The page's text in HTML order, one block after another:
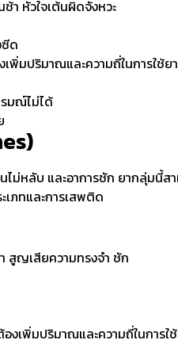
า หัวใจเต้นผิดจังหวะ
ด
พิ่มปริมาณและความถี่ในการใช้ย
มณ์ไม่ได้
ม่หลับ และอาการชัก ยากลุ่มนี้ส
เภทและการเสพติด
สูญเสียความทรงจำ ชัก
เพิ่มปริมาณและความถี่ในการใ